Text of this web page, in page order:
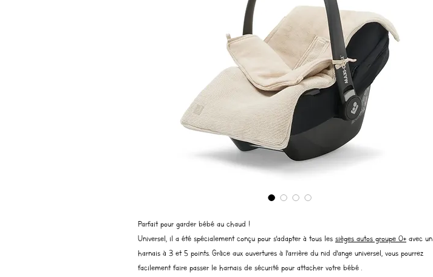
Parfait pour garder bébé au chaud !
Universel, il a été spécialement conçu pour s'adapter à tous les sièges autos groupe 0+ avec un
harnais à 3 et 5 points. Grâce aux ouvertures à l'arrière du nid d'ange universel, vous pourrez
facilement faire passer le harnais de sécurité pour attacher votre bébé .